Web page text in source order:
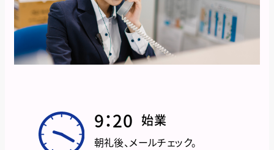
9：20 始業
朝礼後、メールチェック。